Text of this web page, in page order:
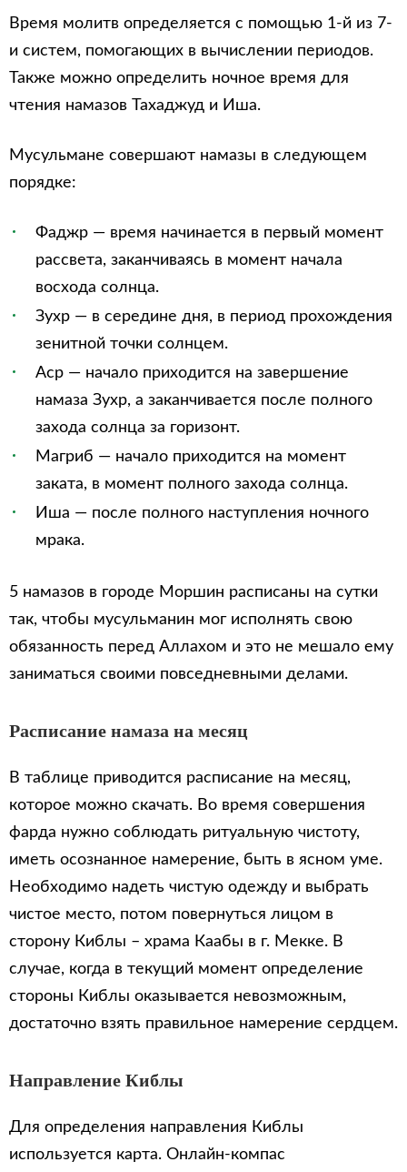
Время молитв определяется с помощью 1-й из 7-
и систем, помогающих в вычислении периодов.
Также можно определить ночное время для
чтения намазов Тахаджуд и Иша.
Мусульмане совершают намазы в следующем
порядке:
Фаджр — время начинается в первый момент
рассвета, заканчиваясь в момент начала
восхода солнца.
Зухр — в середине дня, в период прохождения
зенитной точки солнцем.
Аср — начало приходится на завершение
намаза Зухр, а заканчивается после полного
захода солнца за горизонт.
Магриб — начало приходится на момент
заката, в момент полного захода солнца.
Иша — после полного наступления ночного
мрака.
5 намазов в городе Моршин расписаны на сутки
так, чтобы мусульманин мог исполнять свою
обязанность перед Аллахом и это не мешало ему
заниматься своими повседневными делами.
Расписание намаза на месяц
В таблице приводится расписание на месяц,
которое можно скачать. Во время совершения
фарда нужно соблюдать ритуальную чистоту,
иметь осознанное намерение, быть в ясном уме.
Необходимо надеть чистую одежду и выбрать
чистое место, потом повернуться лицом в
сторону Киблы – храма Каабы в г. Мекке. В
случае, когда в текущий момент определение
стороны Киблы оказывается невозможным,
достаточно взять правильное намерение сердцем.
Направление Киблы
Для определения направления Киблы
используется карта. Онлайн-компас